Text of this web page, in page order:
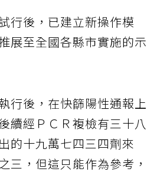
行後，已建立新操作模
展至全國各縣市實施的示
行後，在快篩陽性通報上
續經ＰＣＲ複檢有三十八
的十九萬七四三四劑來
三，但這只能作為參考，